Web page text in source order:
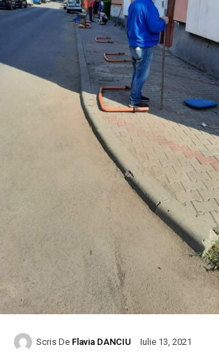
Scris De Flavia DANCIU Iulie 13, 2021